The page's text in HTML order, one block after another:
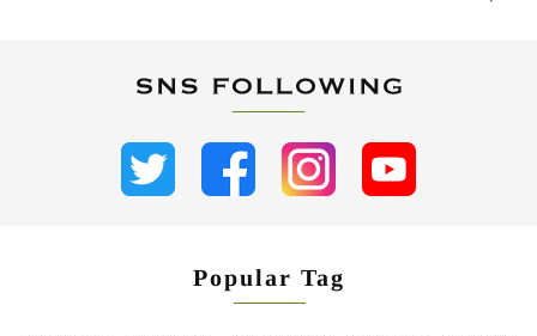
Popular Tag